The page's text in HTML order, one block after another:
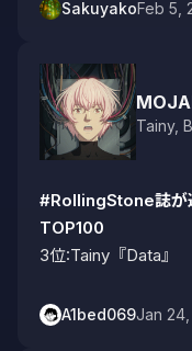
SakuyakoFeb 5,
Tainy,
#RollingStone誌が
TOP100
3位:Tainy『Data』
A1bed069Jan